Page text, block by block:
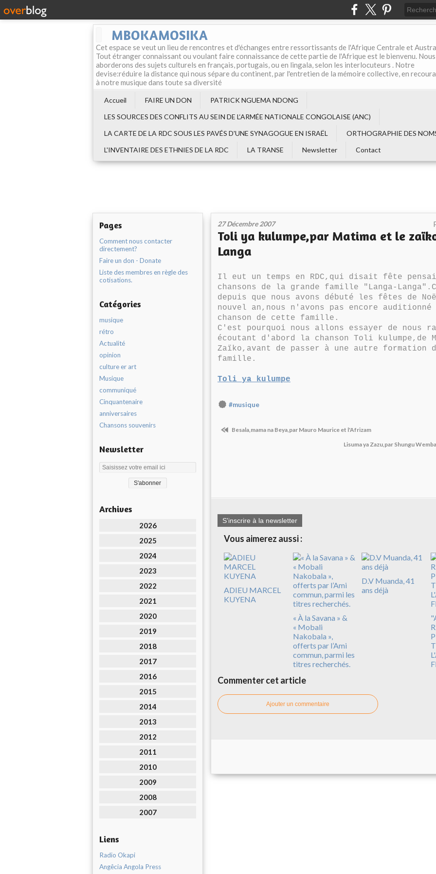
MBOKAMOSIKA
Cet espace se veut un lieu de rencontres et d'échanges entre ressortissants de l'Afrique Centrale et
Tout étranger connaissant ou voulant faire connaissance de cette partie de l'Afrique est le bienvenu.
aborderons des sujets culturels en français, portugais, ou en lingala, selon les interlocuteurs . Notre
devise:réduire la distance qui nous sépare du continent, par l'entretien de la mémoire collective, en
à notre musique dans toute sa diversité
Accueil FAIRE UN DON
PATRICK NGUEMA NDONG
LES SOURCES DES CONFLITS AU SEIN DE L‘ARMÉE NATIONALE CONGOLAISE (ANC)
LA CARTE DE LA RDC SOUS LES PAVÉS D'UNE SYNAGOGUE EN ISRAËL
ORTHOGRAPHIE DES
L'INVENTAIRE DES ETHNIES DE LA RDC
LA TRANSE Newsletter Contact
Pages
Comment nous contacter
directement?
Faire un don - Donate
Liste des membres en règle des
cotisations.
Catégories
musique
rétro
Actualité
opinion
culture er art
Musique
communiqué
Cinquantenaire
anniversaires
Chansons souvenirs
Newsletter
Archives
2026
2025
2024
2023
2022
2021
2020
2019
2018
2017
2016
2015
2014
2013
2012
2011
2010
2009
2008
2007
Liens
Radio Okapi
Angêcia Angola Press
27 Décembre 2007
Toli ya kulumpe,par Matima et le
Langa
Il eut un temps en RDC,qui disait fête
chansons de la grande famille "Langa-
depuis que nous avons débuté les fêtes de
nouvel an,nous n'avons pas encore auditionné
chanson de cette famille.
C'est pourquoi nous allons essayer de nous
écoutant d'abord la chanson Toli kulumpe,de
Zaïko,avant de passer à une autre formation
famille.
Toli ya kulumpe
#musique
Besala,mama na Beya,par Mauro Maurice et l'Afrizam
Lisuma ya Zazu,par Shungu
S'inscrire à la newsletter
Vous aimerez aussi :
ADIEU MARCEL
KUYENA
« À la Savana » &
« Mobali
Nakobala »,
offerts par l’Ami
commun, parmi les
titres recherchés.
D.V Muanda, 41
ans déjà
Commenter cet article
Ajouter un commentaire